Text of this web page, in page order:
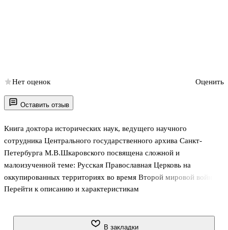
Оставить отзыв
Книга доктора исторических наук, ведущего научного
сотрудника Центрального государственного архива Санкт-
Петербурга М.В.Шкаровского посвящена сложной и
малоизученной теме: Русская Православная Церковь на
оккупированных территориях во время Второй мировой войны.
Как свидетельствуют многочисленные архивные документы, ни
удалось полностью подчинить и сделать своим послушным
Перейти к описанию и характеристикам
Нет оценок Оценить
В закладки